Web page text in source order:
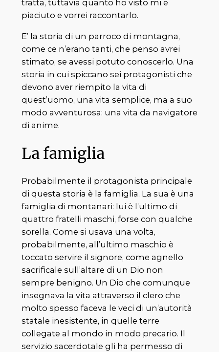
tratta, tuttavia quanto ho visto mi è
piaciuto e vorrei raccontarlo.
E’ la storia di un parroco di montagna,
come ce n’erano tanti, che penso avrei
stimato, se avessi potuto conoscerlo. Una
storia in cui spiccano sei protagonisti che
devono aver riempito la vita di
quest’uomo, una vita semplice, ma a suo
modo avventurosa: una vita da navigatore
di anime.
La famiglia
Probabilmente il protagonista principale
di questa storia è la famiglia. La sua è una
famiglia di montanari: lui è l’ultimo di
quattro fratelli maschi, forse con qualche
sorella. Come si usava una volta,
probabilmente, all’ultimo maschio è
toccato servire il signore, come agnello
sacrificale sull’altare di un Dio non
sempre benigno. Un Dio che comunque
insegnava la vita attraverso il clero che
molto spesso faceva le veci di un’autorità
statale inesistente, in quelle terre
collegate al mondo in modo precario. Il
servizio sacerdotale gli ha permesso di